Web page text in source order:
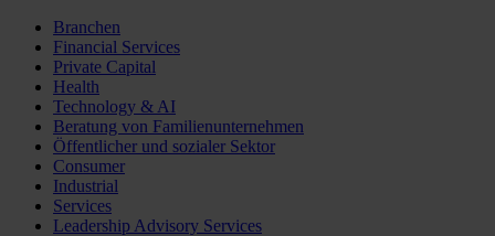
Branchen
Financial Services
Private Capital
Health
Technology & AI
Beratung von Familienunternehmen
Öffentlicher und sozialer Sektor
Consumer
Industrial
Services
Leadership Advisory Services